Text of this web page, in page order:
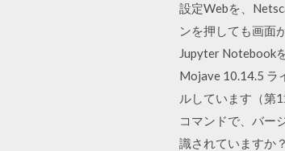
設定Webを、
ンを押しても画面
Jupyter Notebook
Mojave 10.14.5 ラ
ルしています（第
コマンドで、バー
識されていますか